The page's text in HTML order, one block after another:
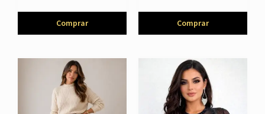
Comprar Comprar